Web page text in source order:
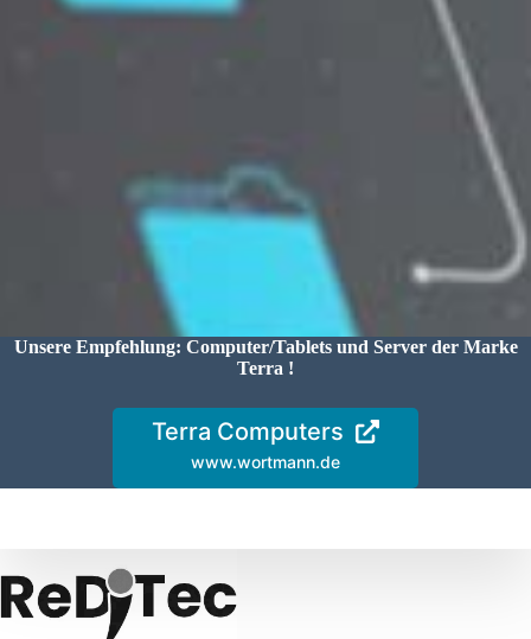
Unsere Empfehlung: Computer/Tablets und Server der Marke
Terra !
Terra Computers
www.wortmann.de